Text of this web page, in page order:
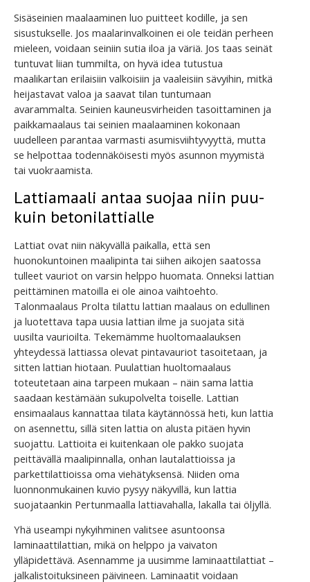
Sisäseinien maalaaminen luo puitteet kodille, ja sen
sisustukselle. Jos maalarinvalkoinen ei ole teidän perheen
mieleen, voidaan seiniin sutia iloa ja väriä. Jos taas seinät
tuntuvat liian tummilta, on hyvä idea tutustua
maalikartan erilaisiin valkoisiin ja vaaleisiin sävyihin, mitkä
heijastavat valoa ja saavat tilan tuntumaan
avarammalta. Seinien kauneusvirheiden tasoittaminen ja
paikkamaalaus tai seinien maalaaminen kokonaan
uudelleen parantaa varmasti asumisviihtyvyyttä, mutta
se helpottaa todennäköisesti myös asunnon myymistä
tai vuokraamista.
Lattiamaali antaa suojaa niin puu-
kuin betonilattialle
Lattiat ovat niin näkyvällä paikalla, että sen
huonokuntoinen maalipinta tai siihen aikojen saatossa
tulleet vauriot on varsin helppo huomata. Onneksi lattian
peittäminen matoilla ei ole ainoa vaihtoehto.
Talonmaalaus Prolta tilattu lattian maalaus on edullinen
ja luotettava tapa uusia lattian ilme ja suojata sitä
uusilta vaurioilta. Tekemämme huoltomaalauksen
yhteydessä lattiassa olevat pintavauriot tasoitetaan, ja
sitten lattian hiotaan. Puulattian huoltomaalaus
toteutetaan aina tarpeen mukaan – näin sama lattia
saadaan kestämään sukupolvelta toiselle. Lattian
ensimaalaus kannattaa tilata käytännössä heti, kun lattia
on asennettu, sillä siten lattia on alusta pitäen hyvin
suojattu. Lattioita ei kuitenkaan ole pakko suojata
peittävällä maalipinnalla, onhan lautalattioissa ja
parkettilattioissa oma viehätyksensä. Niiden oma
luonnonmukainen kuvio pysyy näkyvillä, kun lattia
suojataankin Pertunmaalla lattiavahalla, lakalla tai öljyllä.
Yhä useampi nykyihminen valitsee asuntoonsa
laminaattilattian, mikä on helppo ja vaivaton
ylläpidettävä. Asennamme ja uusimme laminaattilattiat –
jalkalistoituksineen päivineen. Laminaatit voidaan